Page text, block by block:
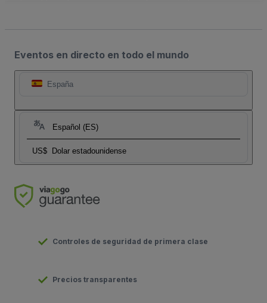
Eventos en directo en todo el mundo
España
Español (ES)
US$ Dolar estadounidense
Controles de seguridad de primera clase
Precios transparentes